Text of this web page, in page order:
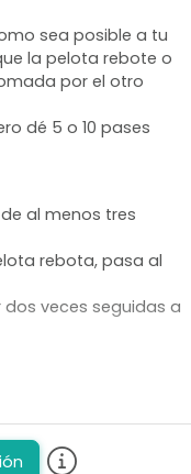
sea posible a tu
la pelota rebote o
por el otro
dé 5 o 10 pases
al menos tres
rebota, pasa al
veces seguidas a